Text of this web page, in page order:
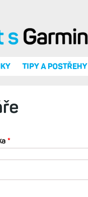
TIPY A POSTŘEHY
*